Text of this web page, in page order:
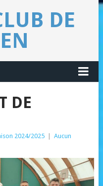
DE
DE
2024/2025
Aucun